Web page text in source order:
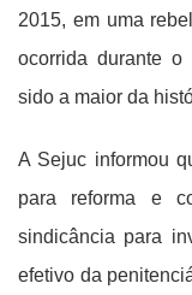
2015, em uma
ocorrida durante
sido a maior da
A Sejuc informou
para reforma e
sindicância para
efetivo da